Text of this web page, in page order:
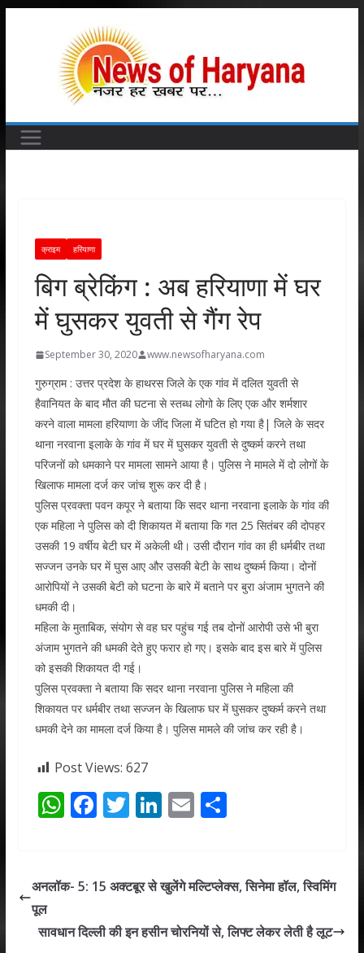
क्राइम हरियाणा
बिग ब्रेकिंग : अब हरियाणा में घर
में घुसकर युवती से गैंग रेप
September 30, 2020 www.newsofharyana.com
गुरुग्राम : उत्तर प्रदेश के हाथरस जिले के एक गांव में दलित युवती से
हैवानियत के बाद मौत की घटना से स्तब्ध लोगो के लिए एक और शर्मशार
करने वाला मामला हरियाणा के जींद जिला में घटित हो गया है| जिले के सदर
थाना नरवाना इलाके के गांव में घर में घुसकर युवती से दुष्कर्म करने तथा
परिजनों को धमकाने पर मामला सामने आया है। पुलिस ने मामले में दो लोगों के
खिलाफ मामला दर्ज कर जांच शुरू कर दी है।
पुलिस प्रवक्ता पवन कपूर ने बताया कि सदर थाना नरवाना इलाके के गांव की
एक महिला ने पुलिस को दी शिकायत में बताया कि गत 25 सितंबर की दोपहर
उसकी 19 वर्षीय बेटी घर में अकेली थी। उसी दौरान गांव का ही धर्मबीर तथा
सज्जन उनके घर में घुस आए और उसकी बेटी के साथ दुष्कर्म किया। दोनों
आरोपियों ने उसकी बेटी को घटना के बारे में बताने पर बुरा अंजाम भुगतने की
धमकी दी।
महिला के मुताबिक, संयोग से वह घर पहुंच गई तब दोनों आरोपी उसे भी बुरा
अंजाम भुगतने की धमकी देते हुए फरार हो गए। इसके बाद इस बारे में पुलिस
को इसकी शिकायत दी गई।
पुलिस प्रवक्ता ने बताया कि सदर थाना नरवाना पुलिस ने महिला की
शिकायत पर धर्मबीर तथा सज्जन के खिलाफ घर में घुसकर दुष्कर्म करने तथा
धमकी देने का मामला दर्ज किया है। पुलिस मामले की जांच कर रही है।
Post Views: 627
W
s
p
F
b
o
T
er
Li
e
n
E
l
S
e
अनलॉक- 5: 15 अक्टबूर से खुलेंगे मल्टिप्लेक्स, सिनेमा हॉल, स्विमिंग
पूल
सावधान दिल्ली की इन हसीन चोरनियों से, लिफ्ट लेकर लेती है लूट